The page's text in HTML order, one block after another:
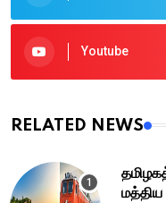
Youtube
RELATED NEWS
மத்திய அரசு! சென்னை